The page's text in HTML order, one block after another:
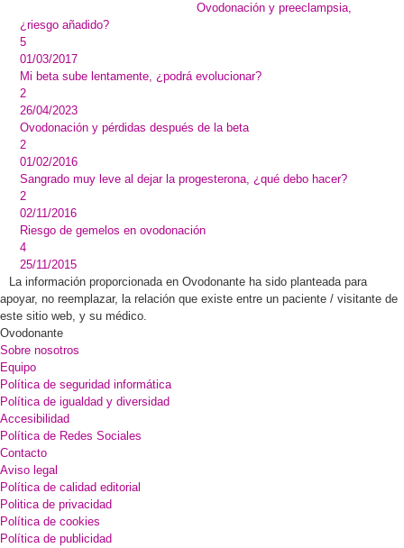
Ovodonación y preeclampsia,
¿riesgo añadido?
5
01/03/2017
Mi beta sube lentamente, ¿podrá evolucionar?
2
26/04/2023
Ovodonación y pérdidas después de la beta
2
01/02/2016
Sangrado muy leve al dejar la progesterona, ¿qué debo hacer?
2
02/11/2016
Riesgo de gemelos en ovodonación
4
25/11/2015
La información proporcionada en Ovodonante ha sido planteada para
apoyar, no reemplazar, la relación que existe entre un paciente / visitante de
este sitio web, y su médico.
Ovodonante
Sobre nosotros
Equipo
Política de seguridad informática
Política de igualdad y diversidad
Accesibilidad
Política de Redes Sociales
Contacto
Aviso legal
Política de calidad editorial
Politica de privacidad
Política de cookies
Política de publicidad